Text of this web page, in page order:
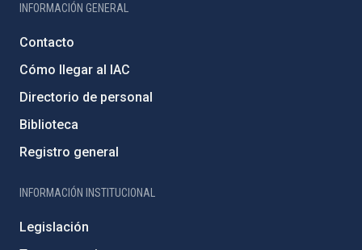
INFORMACIÓN GENERAL
Contacto
Cómo llegar al IAC
Directorio de personal
Biblioteca
Registro general
INFORMACIÓN INSTITUCIONAL
Legislación